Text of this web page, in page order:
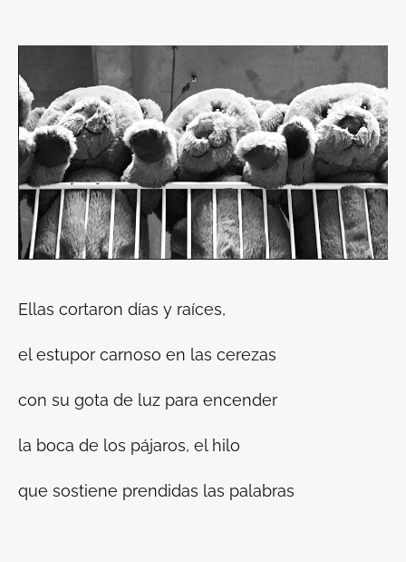
Ellas cortaron días y raíces,
el estupor carnoso en las cerezas
con su gota de luz para encender
la boca de los pájaros, el hilo
que sostiene prendidas las palabras